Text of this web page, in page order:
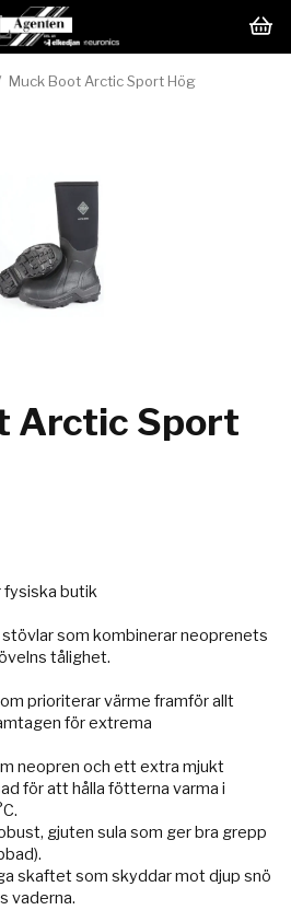
Muck Boot Arctic Sport Hög
Arctic Sport
fysiska butik
som kombinerar neoprenets
tålighet.
prioriterar värme framför allt
för extrema
neopren och ett extra mjukt
för att hålla fötterna varma i
gjuten sula som ger bra grepp
skaftet som skyddar mot djup snö
vaderna.